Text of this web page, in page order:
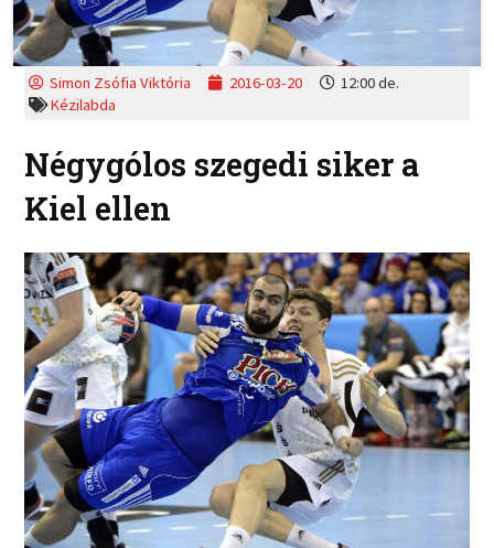
Simon Zsófia Viktória 2016-03-20
12:00 de.
Kézilabda
Négygólos szegedi siker a
Kiel ellen